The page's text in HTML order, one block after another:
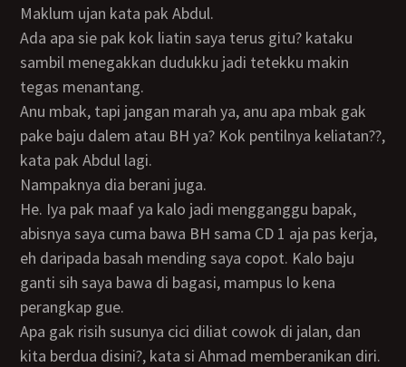
Maklum ujan kata pak Abdul.
Ada apa sie pak kok liatin saya terus gitu? kataku
sambil menegakkan dudukku jadi tetekku makin
tegas menantang.
Anu mbak, tapi jangan marah ya, anu apa mbak gak
pake baju dalem atau BH ya? Kok pentilnya keliatan??,
kata pak Abdul lagi.
Nampaknya dia berani juga.
He. Iya pak maaf ya kalo jadi mengganggu bapak,
abisnya saya cuma bawa BH sama CD 1 aja pas kerja,
eh daripada basah mending saya copot. Kalo baju
ganti sih saya bawa di bagasi, mampus lo kena
perangkap gue.
Apa gak risih susunya cici diliat cowok di jalan, dan
kita berdua disini?, kata si Ahmad memberanikan diri.